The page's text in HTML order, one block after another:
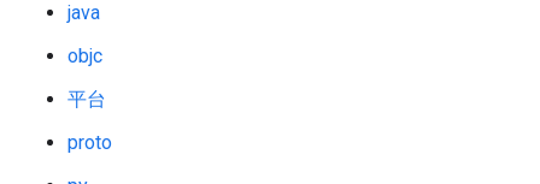
java
objc
平台
proto